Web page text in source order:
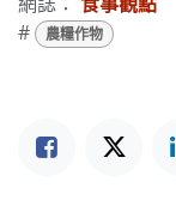
#
農糧作物